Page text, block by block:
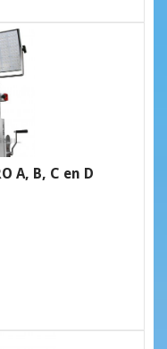
A, B, C en D